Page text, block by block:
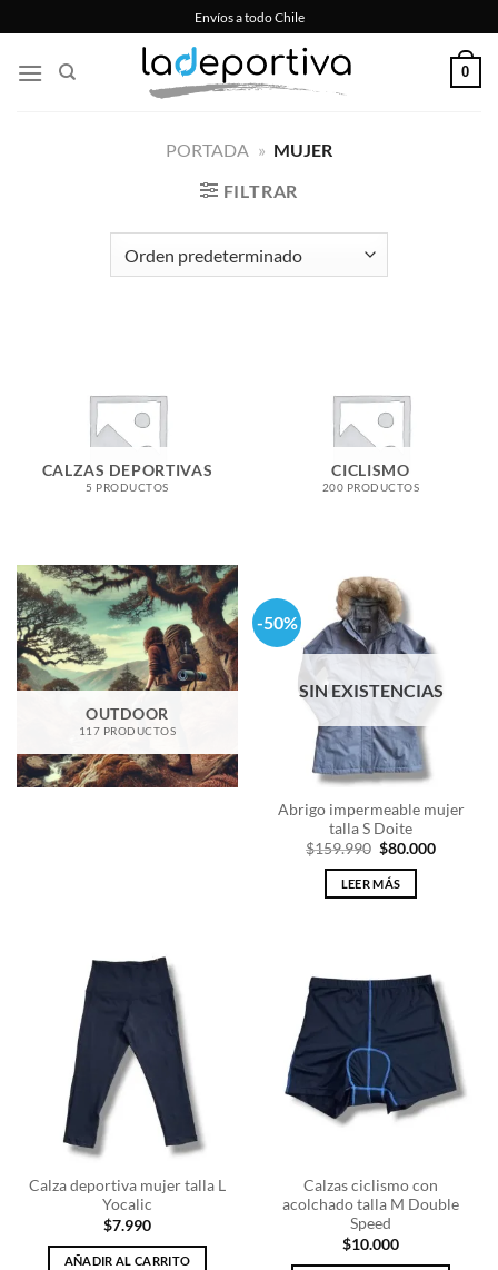
al
contenido
Envíos a todo Chile
0
PORTADA » MUJER
FILTRAR
CALZAS DEPORTIVAS
5 PRODUCTOS
CICLISMO
200 PRODUCTOS
OUTDOOR
117 PRODUCTOS
-50%
SIN EXISTENCIAS
Abrigo impermeable mujer
talla S Doite
$159.990 El
original
era:
$80.000El
LEER MÁS
Calza deportiva mujer talla L
Yocalic
$7.990
AÑADIR AL CARRITO
Calzas ciclismo con
acolchado talla M Double
Speed
$10.000